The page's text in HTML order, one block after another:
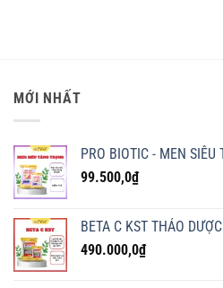
MỚI NHẤT
PRO BIOTIC - MEN SIÊU
99.500,0₫
BETA C KST THẢO
490.000,0₫